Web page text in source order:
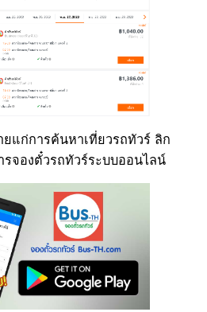
แก่การค้นหาเที่ยวรถทัวร์ ลิก
จองตั๋วรถทัวร์ระบบออนไลน์